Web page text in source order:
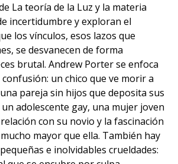
La teoría de la Luz y la materia
incertidumbre y exploran el
los vínculos, esos lazos que
se desvanecen de forma
brutal. Andrew Porter se enfoca
un chico que ve morir a
pareja sin hijos que deposita sus
adolescente gay, una mujer joven
con su novio y la fascinación
mayor que ella. También hay
e inolvidables crueldades: